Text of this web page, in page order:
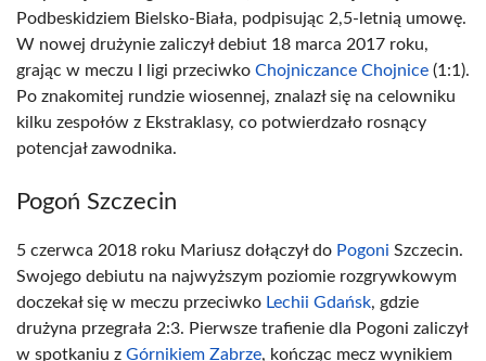
Podbeskidziem Bielsko-Biała, podpisując 2,5-letnią umowę.
W nowej drużynie zaliczył debiut 18 marca 2017 roku,
grając w meczu I ligi przeciwko Chojniczance Chojnice (1:1).
Po znakomitej rundzie wiosennej, znalazł się na celowniku
kilku zespołów z Ekstraklasy, co potwierdzało rosnący
potencjał zawodnika.
Pogoń Szczecin
5 czerwca 2018 roku Mariusz dołączył do Pogoni Szczecin.
Swojego debiutu na najwyższym poziomie rozgrywkowym
doczekał się w meczu przeciwko Lechii Gdańsk, gdzie
drużyna przegrała 2:3. Pierwsze trafienie dla Pogoni zaliczył
w spotkaniu z Górnikiem Zabrze, kończąc mecz wynikiem